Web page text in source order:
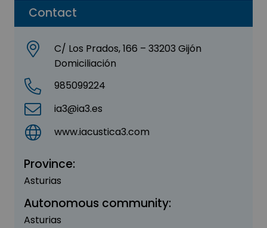
Contact
C/ Los Prados, 166 – 33203 Gijón
Domiciliación
985099224
ia3@ia3.es
www.iacustica3.com
Province:
Asturias
Autonomous community:
Asturias